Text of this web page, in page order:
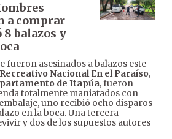
a comprar
balazos y
fueron asesinados a balazos este
Nacional En el Paraíso,
de Itapúa, fueron
totalmente maniatados con
uno recibió ocho disparos
en la boca. Una tercera
y dos de los supuestos autores